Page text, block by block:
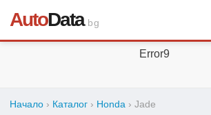
AutoData.bg
Error9
Начало › Каталог › Honda › Jade